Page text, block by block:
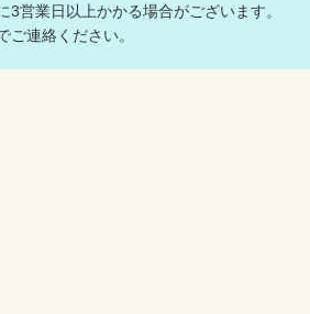
業日以上かかる場合がございます。
連絡ください。